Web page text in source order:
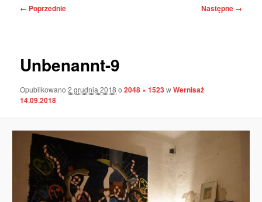
Nawigacja
← Poprzednie Następne →
Unbenannt-9
Opublikowano2 grudnia 2018 o2048 × 1523wWernisaż
14.09.2018